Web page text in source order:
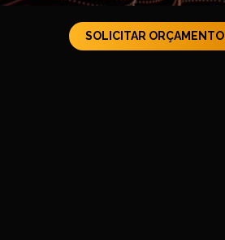
SOLICITAR ORÇAMENTO